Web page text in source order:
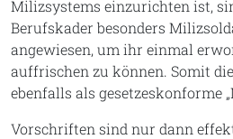
Milizsystems einzurichten ist,
Berufskader besonders
angewiesen, um ihr einmal
auffrischen zu können. Somit
ebenfalls als gesetzeskonforme
Vorschriften sind nur dann